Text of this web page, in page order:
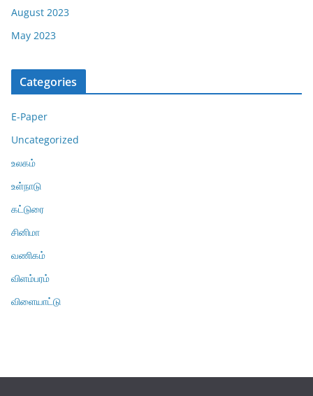
August 2023
May 2023
Categories
E-Paper
Uncategorized
உலகம்
உள்நாடு
கட்டுரை
சினிமா
வணிகம்
விளம்பரம்
விளையாட்டு